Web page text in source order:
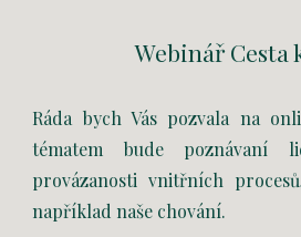
Webinář Cesta
Ráda bych Vás pozvala na
tématem bude poznávaní
provázanosti vnitřních
například naše chování.